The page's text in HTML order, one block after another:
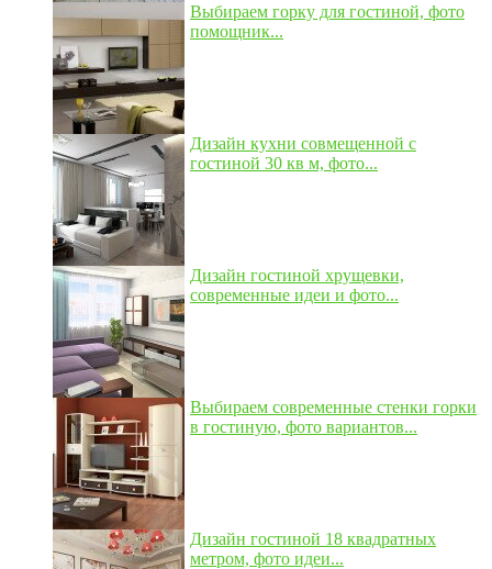
Выбираем горку для гостиной, фото
помощник...
Дизайн кухни совмещенной с
гостиной 30 кв м, фото...
Дизайн гостиной хрущевки,
современные идеи и фото...
Выбираем современные стенки горки
в гостиную, фото вариантов...
Дизайн гостиной 18 квадратных
метром, фото идеи...